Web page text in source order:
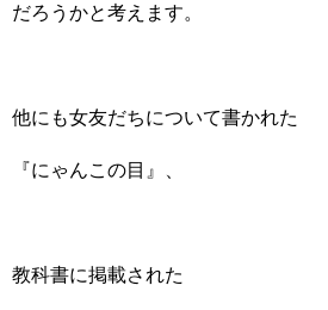
だろうかと考えます。
他にも女友だちについて書かれた
『にゃんこの目』、
教科書に掲載された